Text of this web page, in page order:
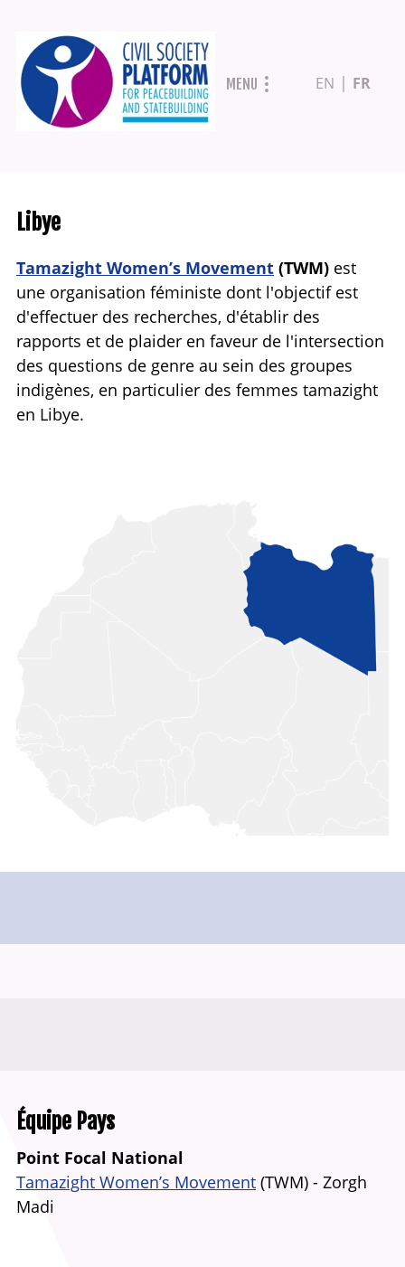
Aller
au
contenu
MENU EN FR
Libye
Tamazight Women’s Movement (TWM) est
une organisation féministe dont l'objectif est
d'effectuer des recherches, d'établir des
rapports et de plaider en faveur de l'intersection
des questions de genre au sein des groupes
indigènes, en particulier des femmes tamazight
en Libye.
Équipe Pays
Point Focal National
Tamazight Women’s Movement (TWM) - Zorgh
Madi